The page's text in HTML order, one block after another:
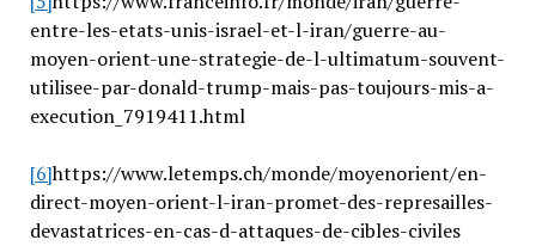
entre-les-etats-unis-israel-et-l-iran/guerre-au-
moyen-orient-une-strategie-de-l-ultimatum-souvent-
utilisee-par-donald-trump-mais-pas-toujours-mis-a-
execution_7919411.html
[6]https://www.letemps.ch/monde/moyenorient/en-
direct-moyen-orient-l-iran-promet-des-represailles-
devastatrices-en-cas-d-attaques-de-cibles-civiles